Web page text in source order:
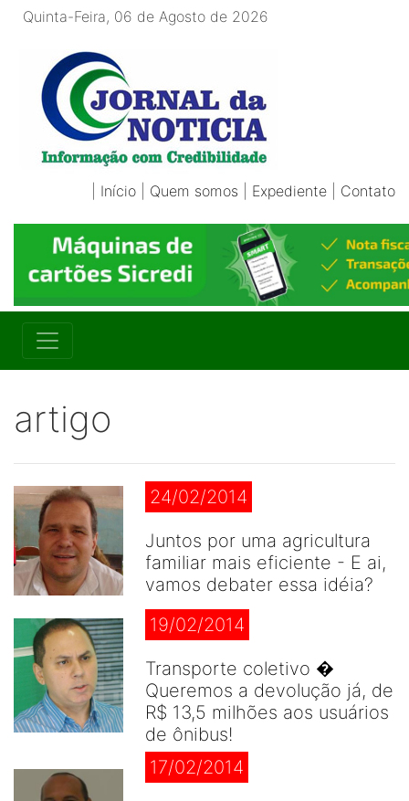
Quinta-Feira, 06 de Agosto de 2026
Início Quem somos Expediente Contato
artigo
24/02/2014
Juntos por uma agricultura
familiar mais eficiente - E ai,
vamos debater essa idéia?
19/02/2014
Transporte coletivo �
Queremos a devolução já, de
R$ 13,5 milhões aos usuários
de ônibus!
17/02/2014